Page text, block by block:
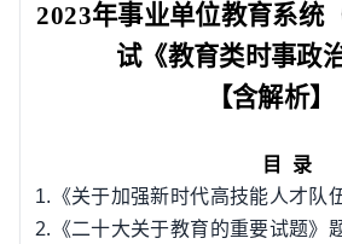
2023年事业单位教育系统
试《教育类时事政
【含解析】
目
录
1. 《关于加强新时代高技能人才队
2. 《二十大关于教育的重要试题》